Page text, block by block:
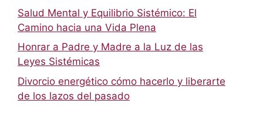
Salud Mental y Equilibrio Sistémico: El
Camino hacia una Vida Plena
Honrar a Padre y Madre a la Luz de las
Leyes Sistémicas
Divorcio energético cómo hacerlo y liberarte
de los lazos del pasado